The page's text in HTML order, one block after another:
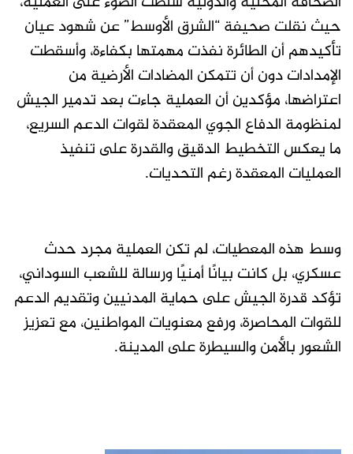
حيث نقلت صحيفة “الشرق الأوسط” عن شهود عيان
تأكيدهم أن الطائرة نفذت مهمتها بكفاءة، وأسقطت
الإمدادات دون أن تتمكن المضادات الأرضية من
اعتراضها، مؤكدين أن العملية جاءت بعد تدمير الجيش
لمنظومة الدفاع الجوي المعقدة لقوات الدعم السريع،
ما يعكس التخطيط الدقيق والقدرة على تنفيذ
العمليات المعقدة رغم التحديات.
وسط هذه المعطيات، لم تكن العملية مجرد حدث
عسكري، بل كانت بيانًا أمنيًا ورسالة للشعب السوداني،
تؤكد قدرة الجيش على حماية المدنيين وتقديم الدعم
للقوات المحاصرة، ورفع معنويات المواطنين، مع تعزيز
الشعور بالأمن والسيطرة على المدينة.